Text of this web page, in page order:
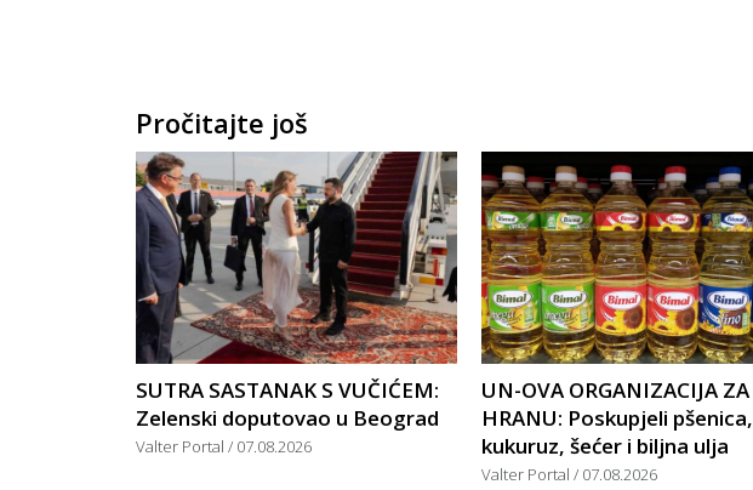
Pročitajte još
SUTRA SASTANAK S VUČIĆEM:
Zelenski doputovao u Beograd
Valter Portal 07.08.2026
UN-OVA ORGANIZACIJA ZA
HRANU: Poskupjeli pšenica,
kukuruz, šećer i biljna ulja
Valter Portal 07.08.2026